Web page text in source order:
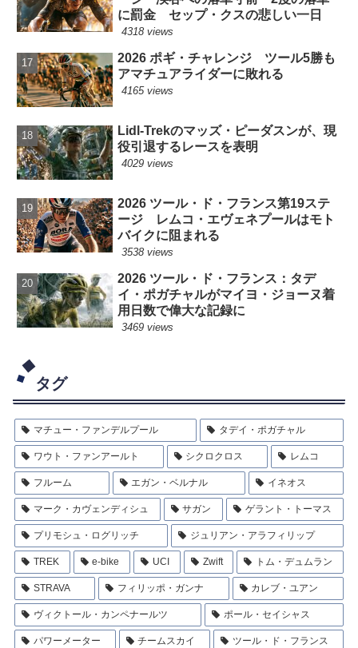
に罰金 セップ・クスの悲しい一日
4318 views
2026 ポギ・チャレンジ ツール5勝も
アマチュアライダーに敗れる
4165 views
Lidl-Trekのマッズ・ピーダスンが、現
役引退するレースを表明
4029 views
2026 ツール・ド・フランス第19ステ
ージ レムコ・エヴェネプールはモト
バイクに阻まれる
3538 views
2026 ツール・ド・フランス：タデ
イ・ポガチャルがマイヨ・ジョーヌ着
用日数で偉大な記録に
3469 views
タグ
マチュー・ファンデルプール タデイ・ポガチャル
ワウト・ファンアールト シクロクロス レムコ
フルーム エガン・ベルナル イネオス
マーク・カヴェンディシュ サガン ゲラント・トーマス
プリモシュ・ログリッチ ジュリアン・アラフィリップ
TREK e-bike UCI Zwift トム・デュムラン
STRAVA フィリッポ・ガンナ カレブ・ユアン
ヴィクトール・カンペナールツ ポール・セイシャス
パワーメーター チームスカイ ツール・ド・フランス